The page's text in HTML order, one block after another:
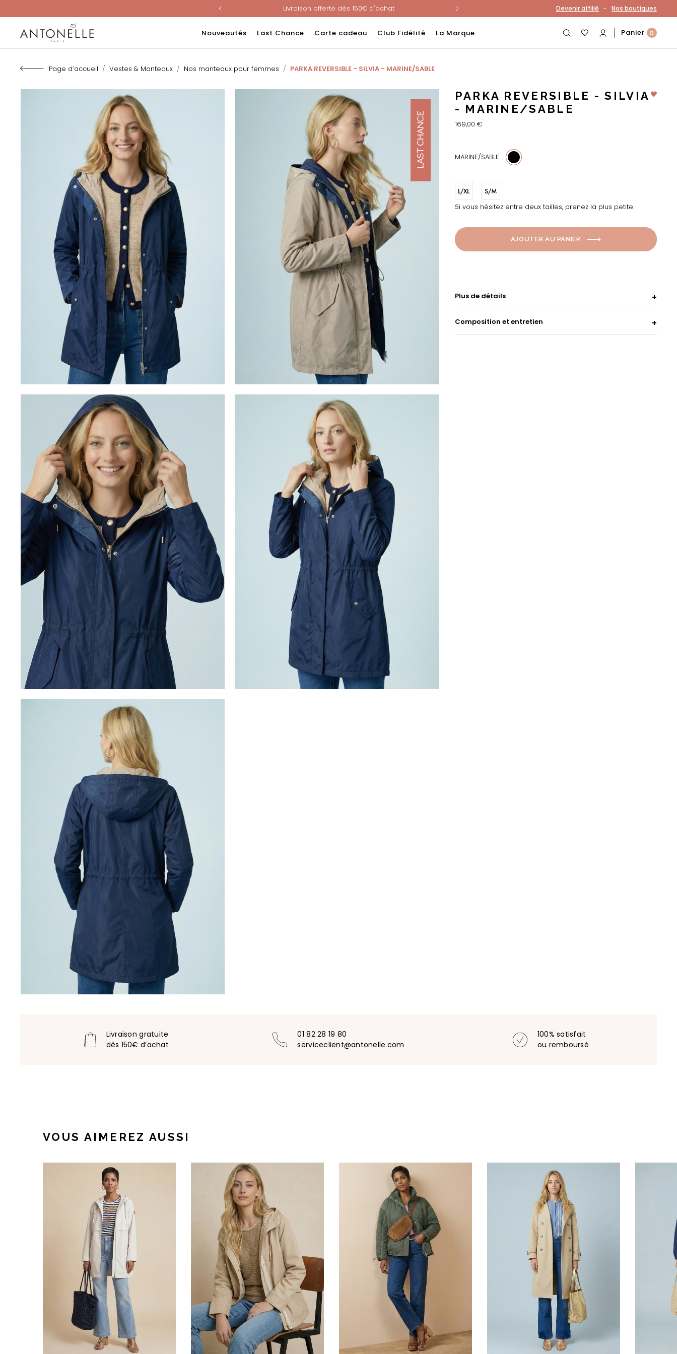
Livraison offerte dès 150€ d'achat
Nouveau ! Paiement en 3 ou 4 fois sans frais avec ALMA !
Last Chance : -60% sur une sélection jusqu'au 23/08 en vous connectant à votre compte
Devenir affilié - Nos boutiques
Nouveautés Last Chance Carte cadeau Club Fidélité La Marque Panier 0
Page d’accueil Vestes & Manteaux Nos manteaux pour femmes PARKA REVERSIBLE - SILVIA - MARINE/SABLE
PARKA REVERSIBLE - SILVIA
- MARINE/SABLE
169,00 €
MARINE/SABLE
L/XL S/M
Si vous hésitez entre deux tailles, prenez la plus petite.
AJOUTER AU PANIER
Plus de détails
Composition et entretien
Livraison gratuite
dès 150€ d’achat
01 82 28 19 80
serviceclient@antonelle.com
100% satisfait
ou remboursé
VOUS AIMEREZ AUSSI